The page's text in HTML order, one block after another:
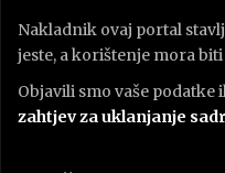
Nakladnik ovaj portal
jeste, a korištenje mora
Objavili smo vaše
zahtjev za uklanjanje